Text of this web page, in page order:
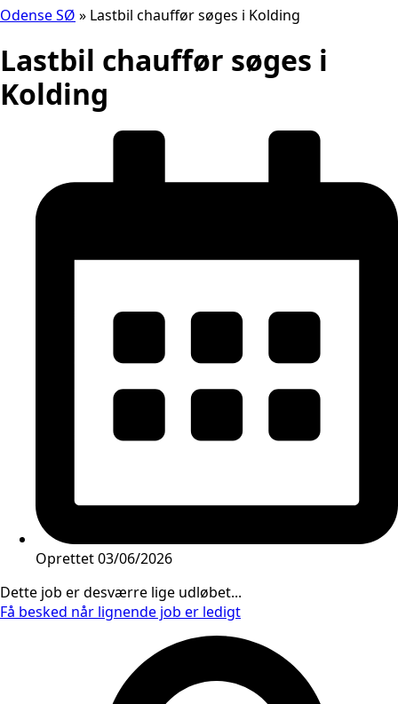
Odense SØ » Lastbil chauffør søges i Kolding
Lastbil chauffør søges i
Kolding
Oprettet03/06/2026
Dette job er desværre lige udløbet...
Få besked når lignende job er ledigt